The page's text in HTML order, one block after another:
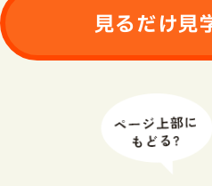
見るだけ見